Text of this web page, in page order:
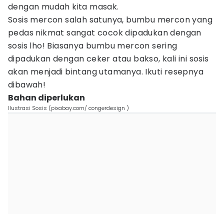
dengan mudah kita masak.
Sosis mercon salah satunya, bumbu mercon yang
pedas nikmat sangat cocok dipadukan dengan
sosis lho! Biasanya bumbu mercon sering
dipadukan dengan ceker atau bakso, kali ini sosis
akan menjadi bintang utamanya. Ikuti resepnya
dibawah!
Bahan diperlukan
Ilustrasi Sosis (pixabay.com/ congerdesign )